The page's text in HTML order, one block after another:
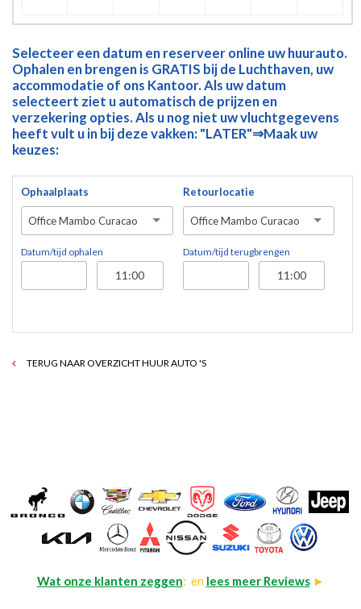
Selecteer een datum en reserveer online uw huurauto.
Ophalen en brengen is GRATIS bij de Luchthaven, uw
accommodatie of ons Kantoor. Als uw datum
selecteert ziet u automatisch de prijzen en
verzekering opties. Als u nog niet uw vluchtgegevens
heeft vult u in bij deze vakken: "LATER"⇒Maak uw
keuzes:
Ophaalplaats
Office Mambo Curacao
Datum/tijd ophalen
Retourlocatie
Office Mambo Curacao
Datum/tijd terugbrengen
TERUG NAAR OVERZICHT HUUR AUTO 'S
Wat onze klanten zeggen: en lees meer Reviews►